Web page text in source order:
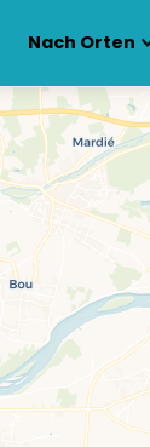
Nach Orten